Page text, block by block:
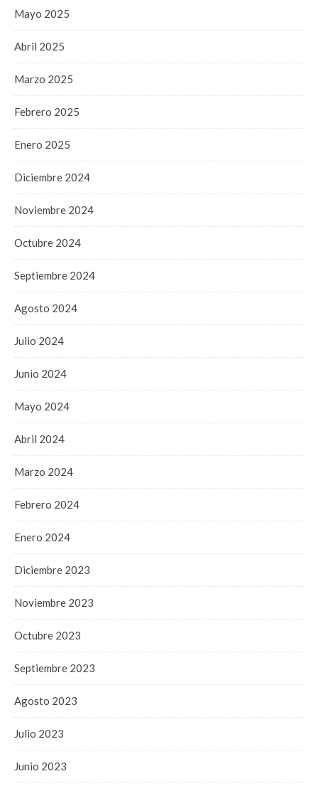
Mayo 2025
Abril 2025
Marzo 2025
Febrero 2025
Enero 2025
Diciembre 2024
Noviembre 2024
Octubre 2024
Septiembre 2024
Agosto 2024
Julio 2024
Junio 2024
Mayo 2024
Abril 2024
Marzo 2024
Febrero 2024
Enero 2024
Diciembre 2023
Noviembre 2023
Octubre 2023
Septiembre 2023
Agosto 2023
Julio 2023
Junio 2023